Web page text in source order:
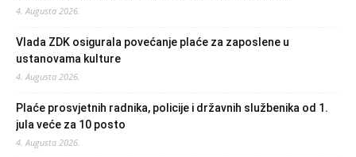
4. Augusta 2026.
Vlada ZDK osigurala povećanje plaće za zaposlene u
ustanovama kulture
4. Augusta 2026.
Plaće prosvjetnih radnika, policije i državnih službenika od 1.
jula veće za 10 posto
4. Augusta 2026.